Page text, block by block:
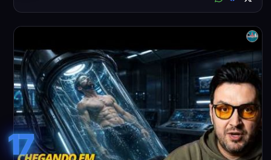
17